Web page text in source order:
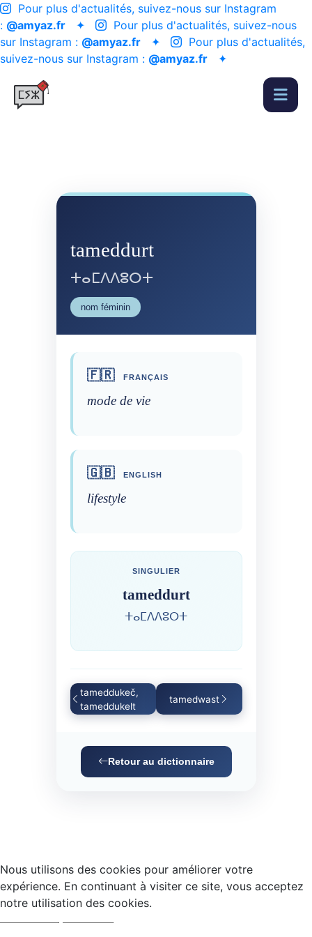
Pour plus d'actualités, suivez-nous sur Instagram
: @amyaz.fr ✦
Pour plus d'actualités, suivez-nous
sur Instagram : @amyaz.fr ✦
Pour plus d'actualités,
suivez-nous sur Instagram : @amyaz.fr ✦
tameddurt
ⵜⴰⵎⴷⴷⵓⵔⵜ
nom féminin
🇫🇷 FRANÇAIS
mode de vie
🇬🇧 ENGLISH
lifestyle
SINGULIER
tameddurt
ⵜⴰⵎⴷⴷⵓⵔⵜ
tameddukeč,
tameddukelt
tamedwast
Retour au dictionnaire
Nous utilisons des cookies pour améliorer votre
expérience. En continuant à visiter ce site, vous acceptez
notre utilisation des cookies.